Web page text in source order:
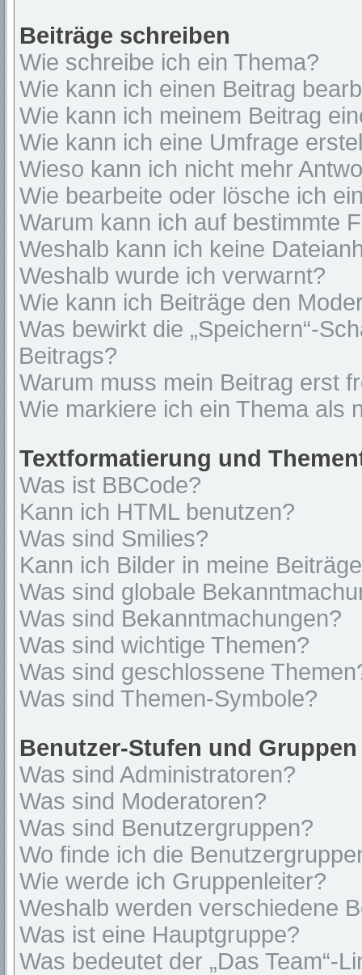
Beiträge schreiben
Wie schreibe ich ein Thema?
Wie kann ich einen Beitrag
Wie kann ich meinem Beitrag
Wie kann ich eine Umfrage
Wieso kann ich nicht mehr
Wie bearbeite oder lösche ich
Warum kann ich auf bestimmte
Weshalb kann ich keine
Weshalb wurde ich verwarnt?
Wie kann ich Beiträge den
Was bewirkt die „Speichern“-
Beitrags?
Warum muss mein Beitrag erst
Wie markiere ich ein Thema als
Textformatierung und
Was ist BBCode?
Kann ich HTML benutzen?
Was sind Smilies?
Kann ich Bilder in meine
Was sind globale
Was sind Bekanntmachungen?
Was sind wichtige Themen?
Was sind geschlossene
Was sind Themen-Symbole?
Benutzer-Stufen und Gruppen
Was sind Administratoren?
Was sind Moderatoren?
Was sind Benutzergruppen?
Wo finde ich die
Wie werde ich Gruppenleiter?
Weshalb werden verschiedene
Was ist eine Hauptgruppe?
Was bedeutet der „Das Team“-